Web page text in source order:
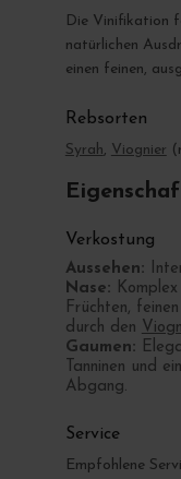
Die Vinifikation
natürlichen
einen feinen,
Rebsorten
Syrah, Viognier
Verkostung
Aussehen:
Nase:
Früchten,
durch den
Gaumen:
Tanninen und
Abgang.
Service
Empfohlene